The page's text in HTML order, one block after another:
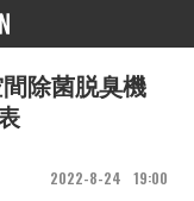
2022 8 24 19 00
除菌脱臭機